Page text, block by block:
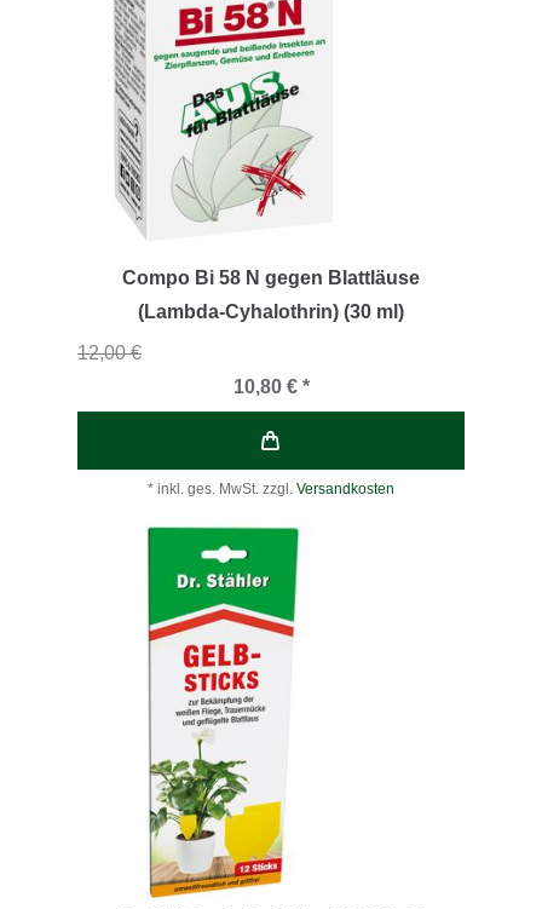
Compo Bi 58 N gegen Blattläuse
(Lambda-Cyhalothrin) (30 ml)
12,00 €
10,80 € *
* inkl. ges. MwSt. zzgl. Versandkosten